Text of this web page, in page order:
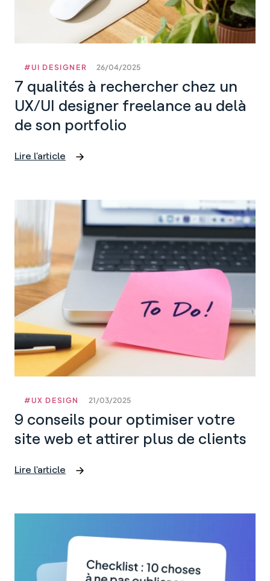
#UI DESIGNER 26/04/2025
7 qualités à rechercher chez un
UX/UI designer freelance au delà
de son portfolio
Lire l'article
7
rechercher
un
UX/UI
designer
freelance
delà
de
son
portfolio
#UX DESIGN 21/03/2025
9 conseils pour optimiser votre
site web et attirer plus de clients
Lire l'article
9
optimiser